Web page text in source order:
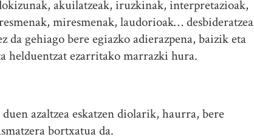
akuilatzeak, iruzkinak, interpretazioak,
miresmenak, laudorioak… desbideratzea
gehiago bere egiazko adierazpena, baizik eta
helduentzat ezarritako marrazki hura.
azaltzea eskatzen diolarik, haurra, bere
bortxatua da.